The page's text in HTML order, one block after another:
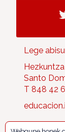
Lege
Santo
T 848 42